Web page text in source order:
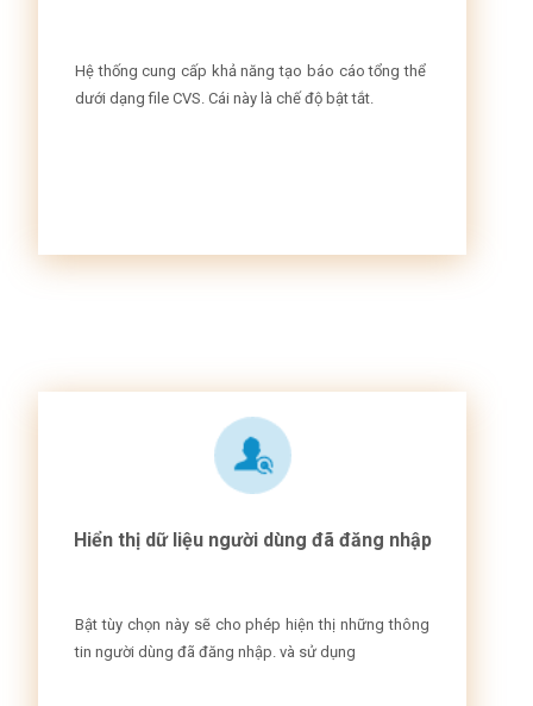
Hệ thống cung cấp khả năng tạo báo cáo tổng thể
dưới dạng file CVS. Cái này là chế độ bật tắt.
Hiển thị dữ liệu người dùng đã đăng nhập
Bật tùy chọn này sẽ cho phép hiện thị những thông
tin người dùng đã đăng nhập. và sử dụng